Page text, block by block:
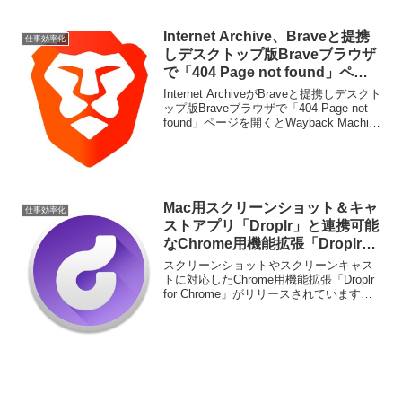
仕事効率化
Internet Archive、Braveと提携
しデスクトップ版Braveブラウザ
で「404 Page not found」ペー
ジを開くとWayback Machineの
アーカイブを表示する機能を実
装。
Internet ArchiveがBraveと提携しデスクト
ップ版Braveブラウザで「404 Page not
found」ページを開くとWayback Machine
仕事効率化
Mac用スクリーンショット＆キャ
ストアプリ「Droplr」と連携可能
なChrome用機能拡張「Droplr
for Chrome」が登場。
スクリーンショットやスクリーンキャス
トに対応したChrome用機能拡張「Droplr
for Chrome」がリリースされています。